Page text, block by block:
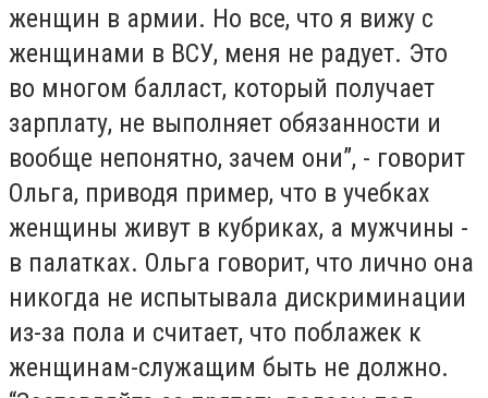
женщин в армии. Но все, что я вижу с
женщинами в ВСУ, меня не радует. Это
во многом балласт, который получает
зарплату, не выполняет обязанности и
вообще непонятно, зачем они”, - говорит
Ольга, приводя пример, что в учебках
женщины живут в кубриках, а мужчины -
в палатках. Ольга говорит, что лично она
никогда не испытывала дискриминации
из-за пола и считает, что поблажек к
женщинам-служащим быть не должно.